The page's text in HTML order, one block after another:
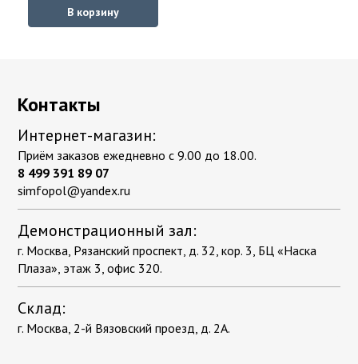
В корзину
Контакты
Интернет-магазин:
Приём заказов ежедневно с 9.00 до 18.00.
8 499 391 89 07
simfopol@yandex.ru
Демонстрационный зал:
г. Москва, Рязанский проспект, д. 32, кор. 3, БЦ «Наска
Плаза», этаж 3, офис 320.
Склад:
г. Москва, 2-й Вязовский проезд, д. 2А.